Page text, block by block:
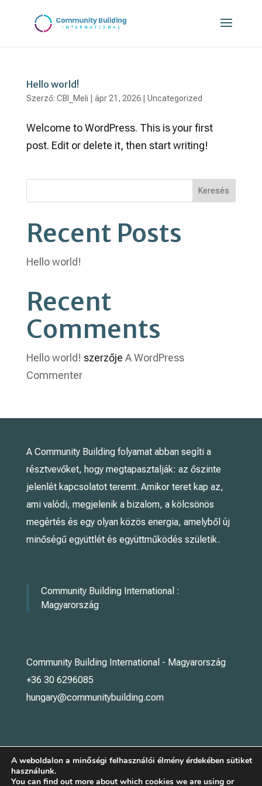
Hello world!
Szerző: CBI_Meli ápr 21, 2026| Uncategorized
Welcome to WordPress. This is your first
post. Edit or delete it, then start writing!
Keresés
Recent Posts
Hello world!
Recent
Comments
Hello world! szerzője A WordPress
Commenter
A Community Building folyamat abban segíti a
résztvevőket, hogy megtapasztalják: az őszinte
jelenlét kapcsolatot teremt. Amikor teret kap az,
ami valódi, megjelenik a bizalom, a kölcsönös
megértés és egy olyan közös energia, amelyből új
minőségű együttlét és együttműködés születik.
Community Building International :
Magyarország
Community Building International - Magyarország
+36 30 6296085
hungary@communitybuilding.com
A weboldalon a minőségi felhasználói élmény érdekében sütiket
használunk.
You can find out more about which cookies we are using or